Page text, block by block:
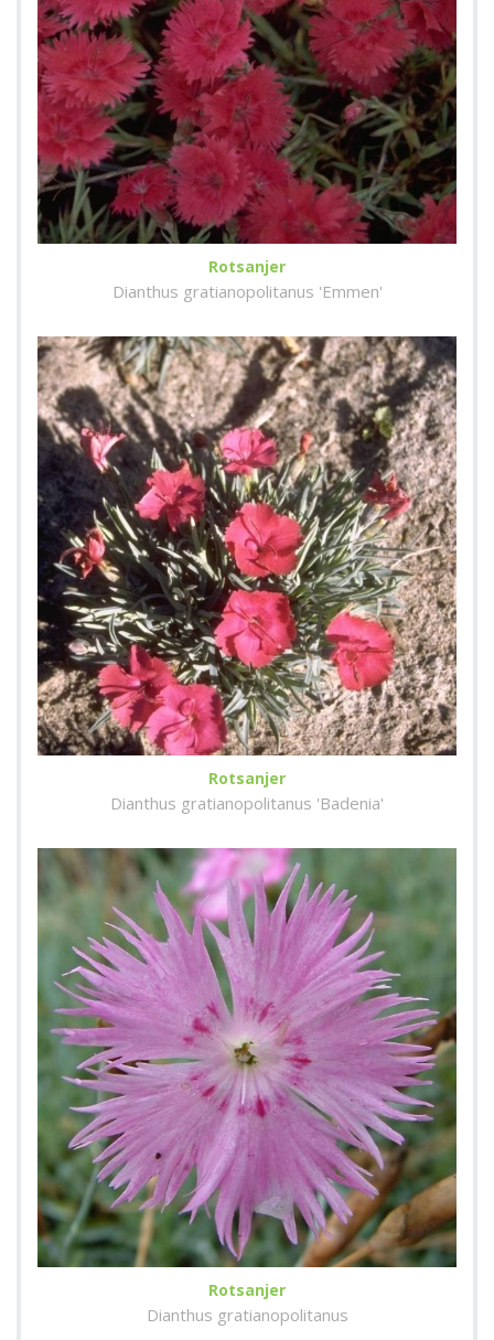
Rotsanjer
Dianthus gratianopolitanus 'Emmen'
Rotsanjer
Dianthus gratianopolitanus 'Badenia'
Rotsanjer
Dianthus gratianopolitanus